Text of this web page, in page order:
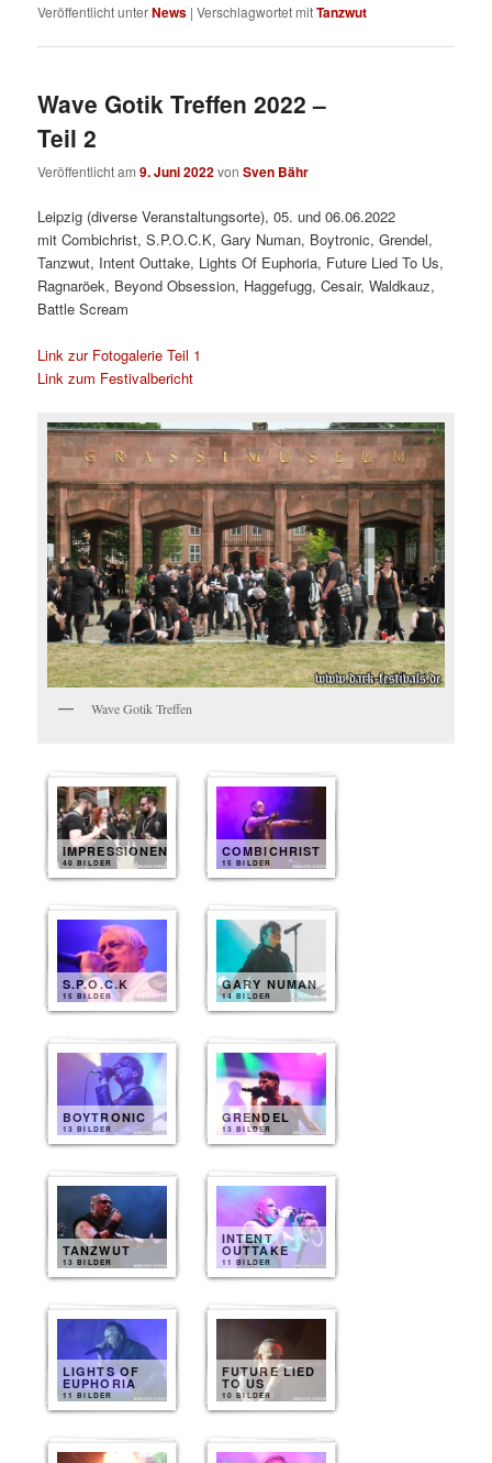
Veröffentlicht unterNews |Verschlagwortet mitTanzwut
Wave Gotik Treffen 2022 –
Teil 2
Veröffentlicht am9. Juni 2022vonSven Bähr
Leipzig (diverse Veranstaltungsorte), 05. und 06.06.2022
mit Combichrist, S.P.O.C.K, Gary Numan, Boytronic, Grendel,
Tanzwut, Intent Outtake, Lights Of Euphoria, Future Lied To Us,
Ragnaröek, Beyond Obsession, Haggefugg, Cesair, Waldkauz,
Battle Scream
Link zur Fotogalerie Teil 1
Link zum Festivalbericht
Wave Gotik Treffen
IMPRESSIONEN
40 BILDER
COMBICHRIST
15 BILDER
S.P.O.C.K
15 BILDER
GARY NUMAN
14 BILDER
BOYTRONIC
13 BILDER
GRENDEL
13 BILDER
TANZWUT
13 BILDER
INTENT
OUTTAKE
11 BILDER
LIGHTS OF
EUPHORIA
11 BILDER
FUTURE LIED
TO US
10 BILDER